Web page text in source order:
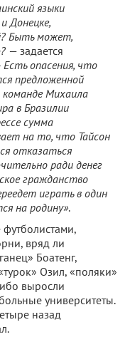
языки
Донецке,
Быть может,
— задается
Есть опасения, что
предложенной
Михаила
в Бразилии
сумма
на то, что Тайсон
отказаться
ради денег
гражданство
играть в один
на родину».
вряд ли
Боатенг,
Озил, «поляки»
выросли
университеты.
назад